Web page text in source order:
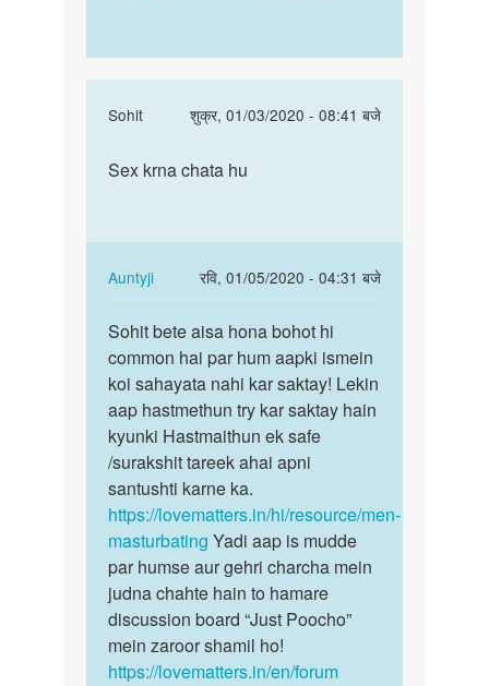
Sohit
शुक्र, 01/03/2020 - 08:41 बजे
In
to
Hum
apki
kya
by
Auntyji
Sex
hu
Sex krna chata hu
Auntyji
रवि, 01/05/2020 - 04:31 बजे
In
reply
to
Sex
krna
chata
hu
by
Sohit
Sohit
bete
aisa
hona
bohot…
Sohit bete aisa hona bohot hi
common hai par hum aapki ismein
koi sahayata nahi kar saktay! Lekin
aap hastmethun try kar saktay hain
kyunki Hastmaithun ek safe
/surakshit tareek ahai apni
santushti karne ka.
https://lovematters.in/hi/resource/men-
masturbating Yadi aap is mudde
par humse aur gehri charcha mein
judna chahte hain to hamare
discussion board “Just Poocho”
mein zaroor shamil ho!
https://lovematters.in/en/forum